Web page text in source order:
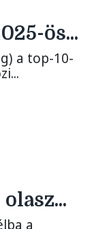
ös...
a top-10-
a